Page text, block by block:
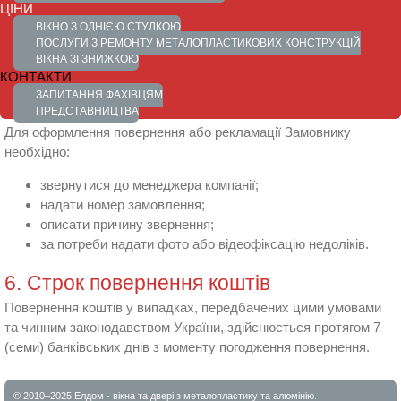
ЦІНИ
ВІКНО З ОДНІЄЮ СТУЛКОЮ
ПОСЛУГИ З РЕМОНТУ МЕТАЛОПЛАСТИКОВИХ КОНСТРУКЦІЙ
ВІКНА ЗІ ЗНИЖКОЮ
КОНТАКТИ
ЗАПИТАННЯ ФАХІВЦЯМ
ПРЕДСТАВНИЦТВА
законодавством України.
Претензії щодо якості приймаються протягом гарантійного
строку.
5. Порядок подання рекламації
Для оформлення повернення або рекламації Замовнику
необхідно:
звернутися до менеджера компанії;
надати номер замовлення;
описати причину звернення;
за потреби надати фото або відеофіксацію недоліків.
6. Строк повернення коштів
Повернення коштів у випадках, передбачених цими умовами
та чинним законодавством України, здійснюється протягом 7
(семи) банківських днів з моменту погодження повернення.
© 2010–2025 Елдом - вікна та двері з металопластику та алюмінію.